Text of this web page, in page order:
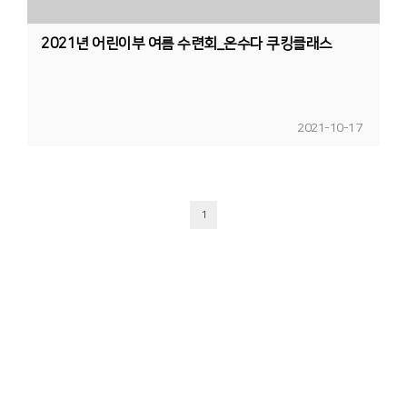
2021년 어린이부 여름 수련회_온수다 쿠킹클래스
2021-10-17
1